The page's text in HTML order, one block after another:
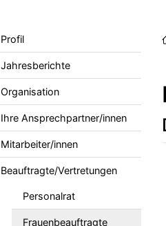
Profil
Jahresberichte
Organisation
Ihre Ansprechpartner/innen
Mitarbeiter/innen
Beauftragte/Vertretungen
Personalrat
Frauenbeauftragte